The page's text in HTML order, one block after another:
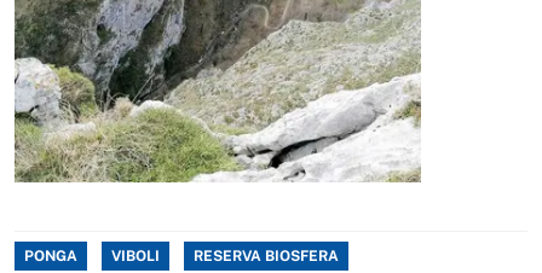
PONGA VIBOLI RESERVA BIOSFERA